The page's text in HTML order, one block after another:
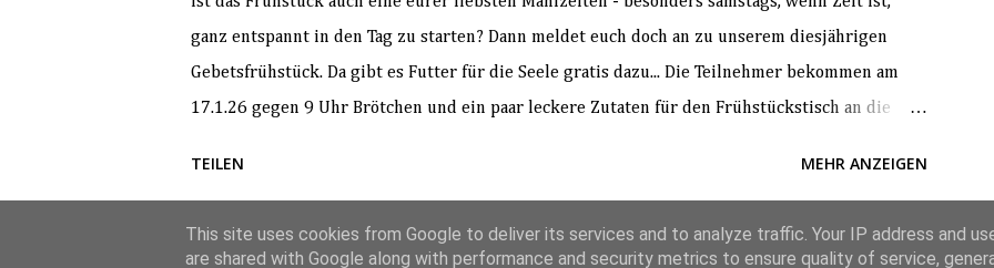
ganz entspannt in den Tag zu starten? Dann meldet euch doch an zu unserem diesjährigen
Gebetsfrühstück. Da gibt es Futter für die Seele gratis dazu... Die Teilnehmer bekommen am
17.1.26 gegen 9 Uhr Brötchen und ein paar leckere Zutaten für den Frühstückstisch an die
sich zum Frühstücken auch mit Freunden oder Nachbarn verabreden und das Ganze
TEILEN MEHR ANZEIGEN
Powered by Blogger
This site uses cookies from Google to deliver its services and to analyze traffic. Your IP address and
are shared with Google along with performance and security metrics to ensure quality of service,